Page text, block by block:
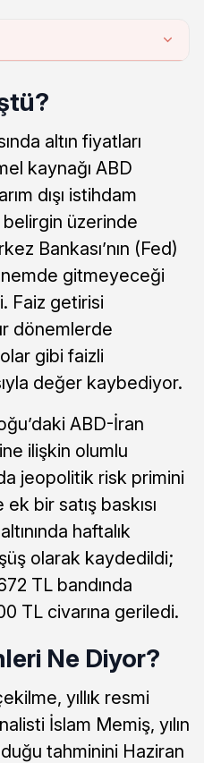
altın fiyatları
kaynağı ABD
dışı istihdam
üzerinde
Bankası’nın (Fed)
gitmeyeceği
Faiz getirisi
dönemlerde
gibi faizli
değer kaybediyor.
ABD-İran
ilişkin olumlu
jeopolitik risk primini
bir satış baskısı
haftalık
olarak kaydedildi;
TL bandında
TL civarına geriledi.
Ne Diyor?
yıllık resmi
İslam Memiş, yılın
tahminini Haziran